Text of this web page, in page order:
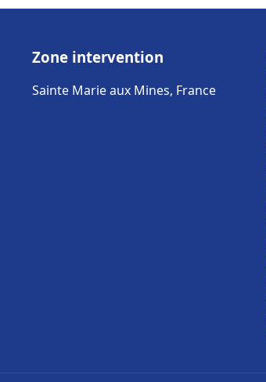
Zone intervention
Sainte Marie aux Mines, France